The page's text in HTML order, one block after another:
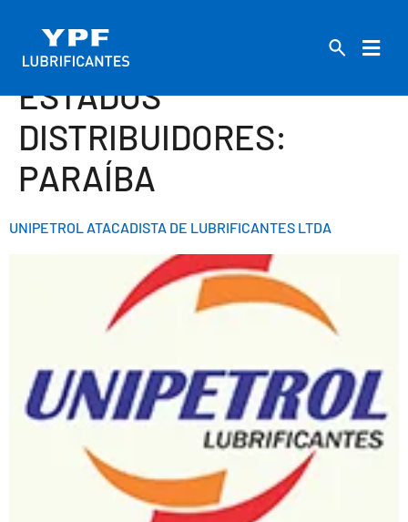
ESTADOS
DISTRIBUIDORES:
PARAÍBA
UNIPETROL ATACADISTA DE LUBRIFICANTES LTDA